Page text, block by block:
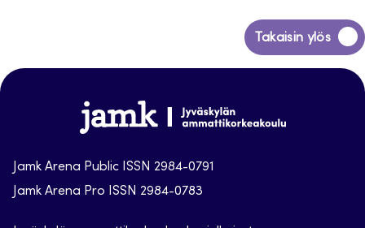
Takaisin ylös
Siirry
takaisin
Jamk
Arena
Jamk Arena Public ISSN 2984-0791
Jamk Arena Pro ISSN 2984-0783